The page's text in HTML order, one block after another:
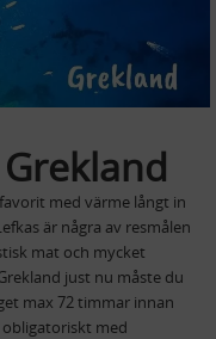
med värme långt in
är några av resmålen
mat och mycket
just nu måste du
max 72 timmar innan
obligatoriskt med